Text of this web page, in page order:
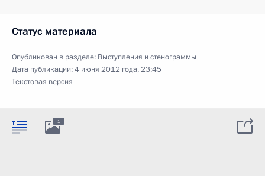
Статус материала
Опубликован в разделе: Выступления и стенограммы
Дата публикации:4 июня 2012 года, 23:45
Текстовая версия
1